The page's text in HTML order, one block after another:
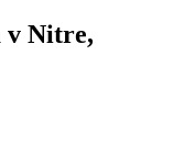
v Nitre,